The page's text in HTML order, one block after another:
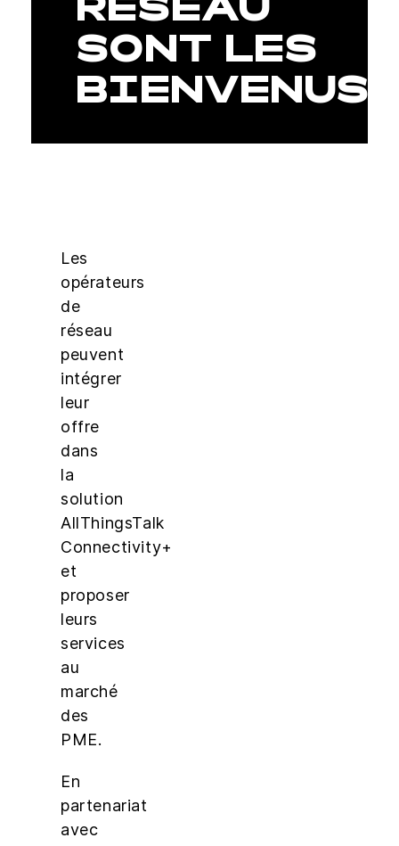
RÉSEAU
SONT LES
BIENVENUS
Les
opérateurs
de
réseau
peuvent
intégrer
leur
offre
dans
la
solution
AllThingsTalk
Connectivity+
et
proposer
leurs
services
au
marché
des
PME.
En
partenariat
avec